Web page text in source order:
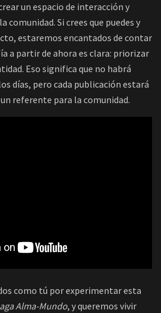
un espacio de interacción y
comunidad. Si crees que puedes y
estaremos encantados de contar
a partir de ahora es clara: priorizar
Eso significa que no habrá
días, pero cada publicación estará
referente para la comunidad.
como tú por experimentar esta
Alma-Mundo, y queremos vivir